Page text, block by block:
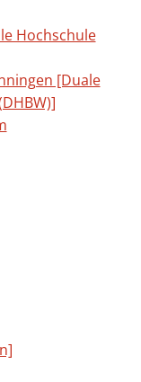
Hochschule
[Duale